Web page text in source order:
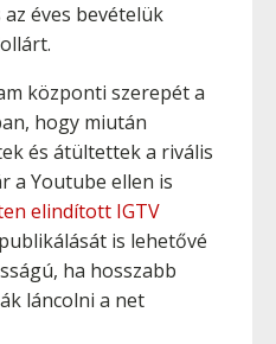
éves bevételük
központi szerepét a
hogy miután
és átültettek a rivális
a Youtube ellen is
elindított IGTV
is lehetővé
ha hosszabb
láncolni a net